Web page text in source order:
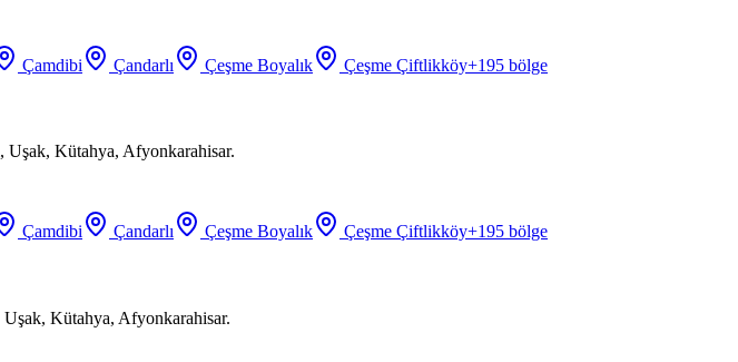
Çamdibi Çandarlı Çeşme Boyalık Çeşme Çiftlikköy+195 bölge
Uşak, Kütahya, Afyonkarahisar.
Çamdibi Çandarlı Çeşme Boyalık Çeşme Çiftlikköy+195 bölge
Kütahya, Afyonkarahisar.